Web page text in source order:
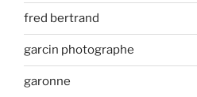
fred bertrand
garcin photographe
garonne